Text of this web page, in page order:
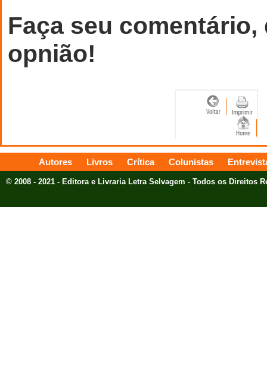
Faça seu comentário,
opnião!
Autores Livros Crítica Colunistas
© 2008 - 2021 - Editora e Livraria Letra Selvagem - Todos os Direitos